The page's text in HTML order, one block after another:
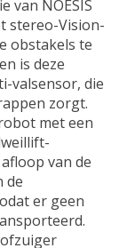
van NOESIS
stereo-Vision-
obstakels te
is deze
valsensor, die
zorgt.
met een
van de
de
er geen